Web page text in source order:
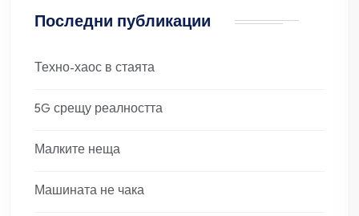
Последни публикации
Техно-хаос в стаята
5G срещу реалността
Малките неща
Машината не чака